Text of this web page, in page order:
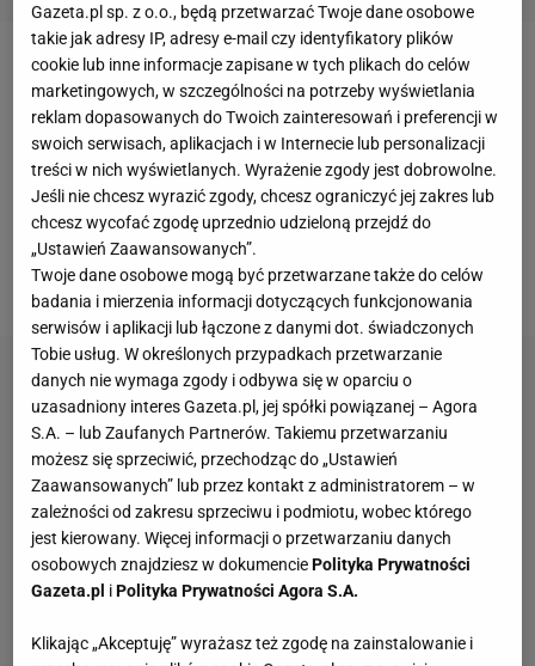
PrzyszłośćRoberta LewandowskiegowBayernie
Monachiumjest bardzo niepewna. Polski napastnik
w wielu wywiadach informował, że zamierza odejść
z mistrzaNiemiecpo minionym sezonie. Piłkarz
podkreślił jednak, że nie chce prowadzić wojny z
klubem i ma nadzieję na znalezienie najlepszego
rozwiązania dla obu stron.
Gazeta.pl sp. z o.o., będą przetwarzać Twoje dane osobowe
takie jak adresy IP, adresy e-mail czy identyfikatory plików
cookie lub inne informacje zapisane w tych plikach do celów
marketingowych, w szczególności na potrzeby wyświetlania
reklam dopasowanych do Twoich zainteresowań i preferencji w
swoich serwisach, aplikacjach i w Internecie lub personalizacji
treści w nich wyświetlanych. Wyrażenie zgody jest dobrowolne.
Jeśli nie chcesz wyrazić zgody, chcesz ograniczyć jej zakres lub
chcesz wycofać zgodę uprzednio udzieloną przejdź do
„Ustawień Zaawansowanych”.
Twoje dane osobowe mogą być przetwarzane także do celów
badania i mierzenia informacji dotyczących funkcjonowania
serwisów i aplikacji lub łączone z danymi dot. świadczonych
Tobie usług. W określonych przypadkach przetwarzanie
danych nie wymaga zgody i odbywa się w oparciu o
uzasadniony interes Gazeta.pl, jej spółki powiązanej – Agora
S.A. – lub Zaufanych Partnerów. Takiemu przetwarzaniu
możesz się sprzeciwić, przechodząc do „Ustawień
Zaawansowanych” lub przez kontakt z administratorem – w
zależności od zakresu sprzeciwu i podmiotu, wobec którego
jest kierowany. Więcej informacji o przetwarzaniu danych
osobowych znajdziesz w dokumenciePolityka Prywatności
Gazeta.pl iPolityka Prywatności Agora S.A.
Klikając „Akceptuję” wyrażasz też zgodę na zainstalowanie i